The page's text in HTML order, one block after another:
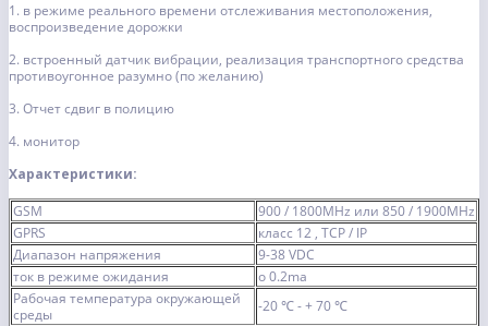
1. в режиме реального времени отслеживания местоположения,
воспроизведение дорожки
2. встроенный датчик вибрации, реализация транспортного средства
противоугонное разумно (по желанию)
3. Отчет сдвиг в полицию
4. монитор
Характеристики:
GSM
900 / 1800MHz или 850 / 1900MHz
GPRS
класс 12 , TCP / IP
Диапазон напряжения
9-38 VDC
ток в режиме ожидания
о 0.2ma
Рабочая температура окружающей
среды
-20 ℃ - + 70 ℃